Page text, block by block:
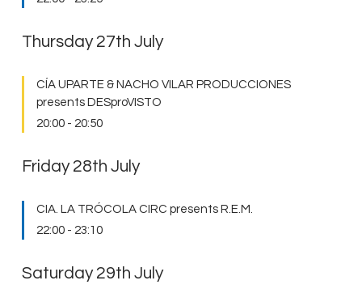
Thursday 27th July
CÍA UPARTE & NACHO VILAR PRODUCCIONES
presents DESproVISTO
20:00 - 20:50
Friday 28th July
CIA. LA TRÓCOLA CIRC presents R.E.M.
22:00 - 23:10
Saturday 29th July